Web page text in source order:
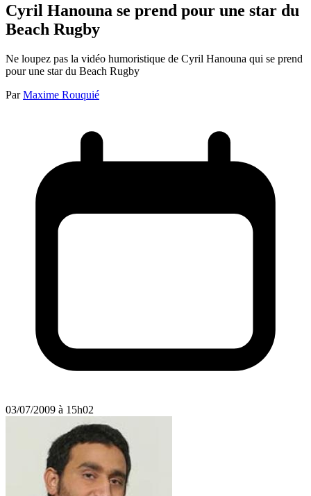
Cyril Hanouna se prend pour une star du
Beach Rugby
Ne loupez pas la vidéo humoristique de Cyril Hanouna qui se prend
pour une star du Beach Rugby
Par Maxime Rouquié
03/07/2009 à 15h02